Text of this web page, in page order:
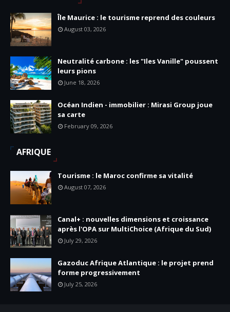
Île Maurice : le tourisme reprend des couleurs
August 03, 2026
Neutralité carbone : les "Iles Vanille" poussent
leurs pions
June 18, 2026
Océan Indien - immobilier : Mirasi Group joue
sa carte
February 09, 2026
AFRIQUE
Tourisme : le Maroc confirme sa vitalité
August 07, 2026
Canal+ : nouvelles dimensions et croissance
après l'OPA sur MultiChoice (Afrique du Sud)
July 29, 2026
Gazoduc Afrique Atlantique : le projet prend
forme progressivement
July 25, 2026